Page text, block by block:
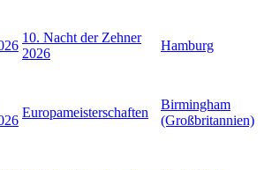
10. Nacht der Zehner
2026
Hamburg
Europameisterschaften
Birmingham
(Großbritannien)